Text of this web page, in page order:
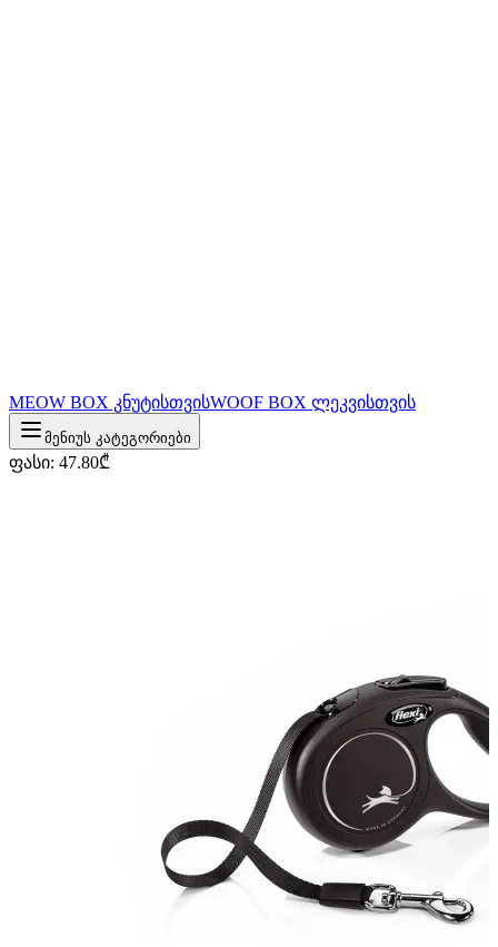
MEOW BOX კნუტისთვისWOOF BOX ლეკვისთვის
მენიუს კატეგორიები
ფასი: 47.80₾